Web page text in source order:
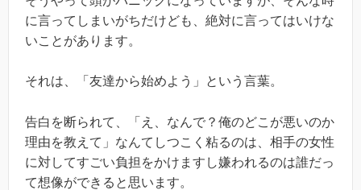
に言ってしまいがちだけども、絶対に言ってはいけな
いことがあります。
それは、「友達から始めよう」という言葉。
告白を断られて、「え、なんで？俺のどこが悪いのか
理由を教えて」なんてしつこく粘るのは、相手の女性
に対してすごい負担をかけますし嫌われるのは誰だっ
て想像ができると思います。